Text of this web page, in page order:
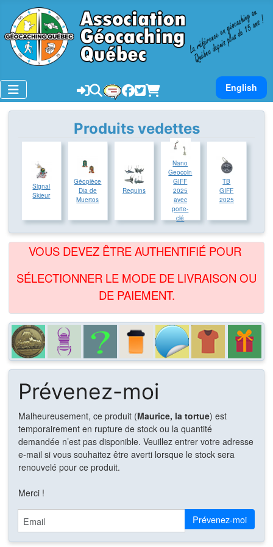
Sélectionnez
English
Produits vedettes
Signal
Skieur
Géopièce
Dia de
Muertos
Requins
Nano
Geocoin
GIFF
2025
avec
porte-
clé
TB
GIFF
2025
VOUS DEVEZ ÊTRE AUTHENTIFIÉ POUR
SÉLECTIONNER LE MODE DE LIVRAISON OU
DE PAIEMENT.
Prévenez-moi
Malheureusement, ce produit (Maurice, la tortue) est
temporairement en rupture de stock ou la quantité
demandée n’est pas disponible. Veuillez entrer votre adresse
e-mail si vous souhaitez être averti lorsque le stock sera
renouvelé pour ce produit.
Merci !
Prévenez-moi